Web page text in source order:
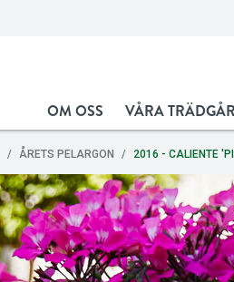
OM OSS VÅRA
ÅRETS PELARGON 2016 - CALIENTE